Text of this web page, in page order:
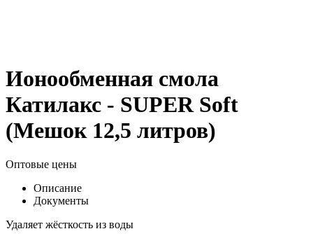
Ионообменная смола
Катилакс - SUPER Soft
(Мешок 12,5 литров)
Оптовые цены
Описание
Документы
Удаляет жёсткость из воды